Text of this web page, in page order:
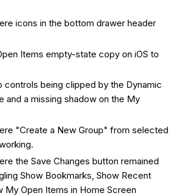
icons in the bottom drawer header
Items empty-state copy on iOS to
controls being clipped by the Dynamic
and a missing shadow on the My
"Create a New Group" from selected
the Save Changes button remained
Show Bookmarks, Show Recent
My Open Items in Home Screen